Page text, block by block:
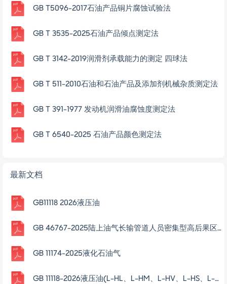
GB T5096-2017石油产品铜片腐蚀试验法
GB T 3535-2025石油产品倾点测定法
GB T 3142-2019润滑剂承载能力的测定 四球法
GB T 511-2010石油和石油产品及添加剂机械杂质测定法
GB T 391-1977 发动机润滑油腐蚀度测定法
GB T 6540-2025 石油产品颜色测定法
最新文档
GB11118 2026液压油
GB 46767-2025陆上油气长输管道人员密集型高后果区辨识与管理
GB 11174-2025液化石油气
GB 11118-2026液压油(L-HL、L-HM、L-HV、L-HS、L-HG)